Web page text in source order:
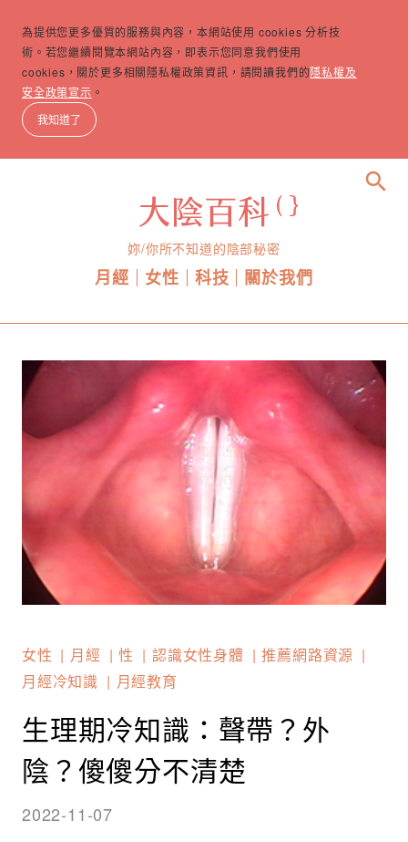
為提供您更多優質的服務與內容，本網站使用 cookies 分析技
術。若您繼續閱覽本網站內容，即表示您同意我們使用
cookies，關於更多相關隱私權政策資訊，請閱讀我們的隱私權及
安全政策宣示 。
我知道了
妳/你所不知道的陰部秘密
月經 女性 科技 關於我們
search
女性 月經 性 認識女性身體
推薦網路資源
月經冷知識
月經教育
生理期冷知識：聲帶？外
陰？傻傻分不清楚
2022-11-07